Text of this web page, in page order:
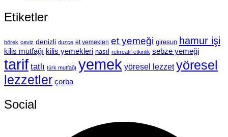
Etiketler
börek ceviz denizli duzce et yemekleri et yemeği giresun hamur işi
kilis mutfağı kilis yemekleri nasıl rekreatif etkinlik sebze yemeği
tarif tatlı türk mutfağı yemek yöresel lezzet yöresel
lezzetler çorba
Social